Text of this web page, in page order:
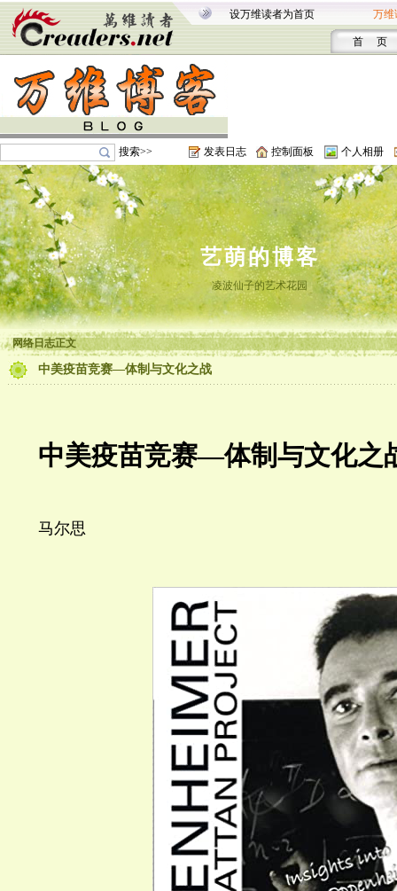
设万维读者为首页 万维
首 页
搜索>> 发表日志 控制面板 个人相册
艺萌的博客
凌波仙子的艺术花园
网络日志正文
中美疫苗竞赛—体制与文化之战
中美疫苗竞赛—体制与文化之
马尔思